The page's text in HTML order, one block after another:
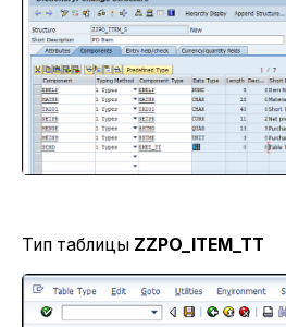
Тип таблицы ZZPO_ITEM_TT